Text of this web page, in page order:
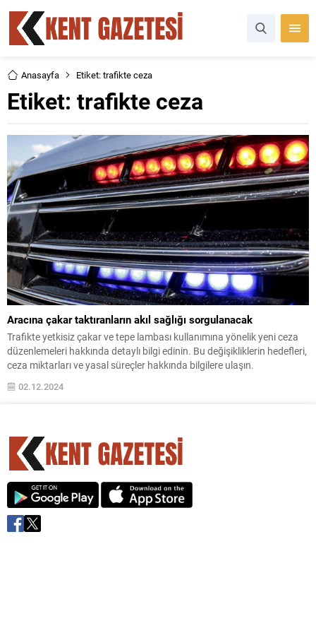
Anasayfa Etiket: trafikte ceza
Etiket: trafikte ceza
Aracına çakar taktıranların akıl sağlığı sorgulanacak
Trafikte yetkisiz çakar ve tepe lambası kullanımına yönelik yeni ceza
düzenlemeleri hakkında detaylı bilgi edinin. Bu değişikliklerin hedefleri,
ceza miktarları ve yasal süreçler hakkında bilgilere ulaşın.
02.12.2024